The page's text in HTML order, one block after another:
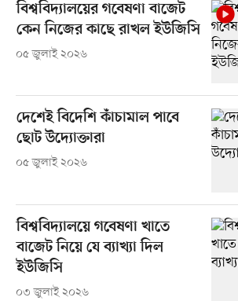
বিশ্ববিদ্যালয়ের গবেষণা বাজেট
কেন নিজের কাছে রাখল ইউজিসি
০৫ জুলাই ২০২৬
দেশেই বিদেশি কাঁচামাল পাবে
ছোট উদ্যোক্তারা
০৫ জুলাই ২০২৬
বিশ্ববিদ্যালয়ে গবেষণা খাতে
বাজেট নিয়ে যে ব্যাখ্যা দিল
ইউজিসি
০৩ জুলাই ২০২৬